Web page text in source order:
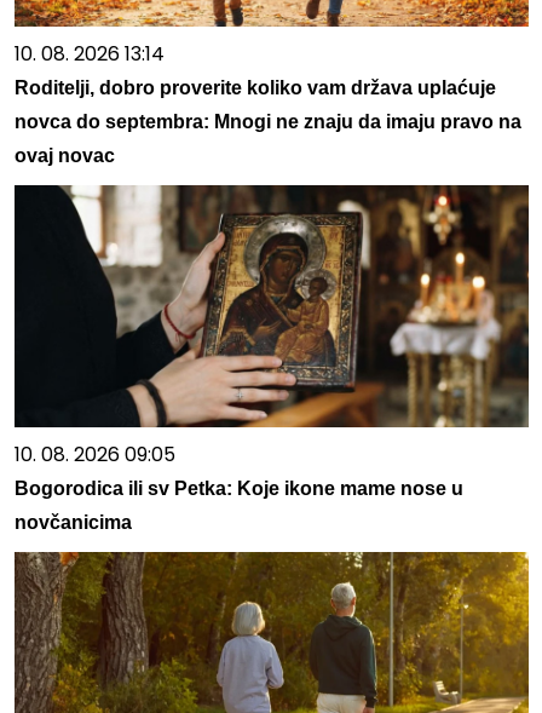
10. 08. 2026 13:14
Roditelji, dobro proverite koliko vam država uplaćuje
novca do septembra: Mnogi ne znaju da imaju pravo na
ovaj novac
10. 08. 2026 09:05
Bogorodica ili sv Petka: Koje ikone mame nose u
novčanicima